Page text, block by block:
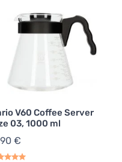
V60 Coffee Server
03, 1000 ml
€